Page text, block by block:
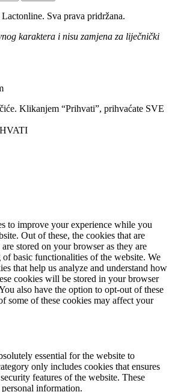
Sva prava pridržana.
karaktera i nisu zamjena za liječnički
Klikanjem “Prihvati”, prihvaćate SVE
to improve your experience while you
Out of these, the cookies that are
are stored on your browser as they are
basic functionalities of the website. We
that help us analyze and understand how
cookies will be stored in your browser
also have the option to opt-out of these
some of these cookies may affect your
essential for the website to
only includes cookies that ensures
features of the website. These
information.